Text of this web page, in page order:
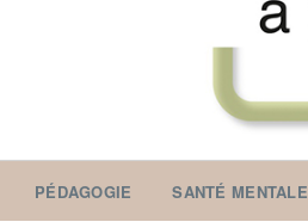
PÉDAGOGIE SANTÉ MENTALE